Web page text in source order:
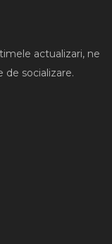
actualizari, ne
socializare.